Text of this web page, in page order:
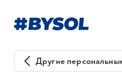
Другие